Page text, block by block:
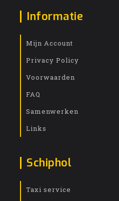
Informatie
Mijn Account
Privacy Policy
Voorwaarden
FAQ
Samenwerken
Links
Schiphol
Taxi service